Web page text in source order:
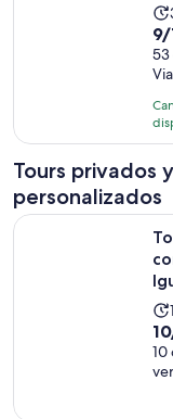
de
10
53
9/
53
Tours privados y
personalizados
de
10
10
Tour privado de día